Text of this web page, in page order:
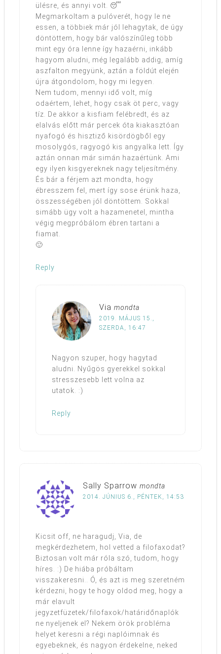
ülésre, és annyi volt. 😴
Megmarkoltam a pulóverét, hogy le ne
essen, a többiek már jól lehagytak, de úgy
döntöttem, hogy bár valószínűleg több
mint egy óra lenne így hazaérni, inkább
hagyom aludni, még legalább addig, amíg
aszfalton megyünk, aztán a földút elején
újra átgondolom, hogy mi legyen.
Nem tudom, mennyi idő volt, míg
odaértem, lehet, hogy csak öt perc, vagy
tíz. De akkor a kisfiam felébredt, és az
elalvás előtt már percek óta kiakasztóan
nyafogó és hisztiző kisördögből egy
mosolygós, ragyogó kis angyalka lett. Így
aztán onnan már simán hazaértünk. Ami
egy ilyen kisgyereknek nagy teljesítmény.
És bár a férjem azt mondta, hogy
ébresszem fel, mert így sose érünk haza,
összességében jól döntöttem. Sokkal
simább ügy volt a hazamenetel, mintha
végig megpróbálom ébren tartani a
fiamat.
🙂
Reply
Via mondta
2019. MÁJUS 15.,
SZERDA, 16:47
Nagyon szuper, hogy hagytad
aludni. Nyűgös gyerekkel sokkal
stresszesebb lett volna az
utatok. :)
Reply
Sally Sparrow mondta
2014. JÚNIUS 6., PÉNTEK, 14:53
Kicsit off, ne haragudj, Via, de
megkérdezhetem, hol vetted a filofaxodat?
Biztosan volt már róla szó, tudom, hogy
híres. :) De hiába próbáltam
visszakeresni.. Ó, és azt is meg szeretném
kérdezni, hogy te hogy oldod meg, hogy a
már elavult
jegyzetfüzetek/filofaxok/határidőnaplók
ne nyeljenek el? Nekem örök probléma
helyet keresni a régi naplóimnak és
egyebeknek, és nagyon érdekelne, neked